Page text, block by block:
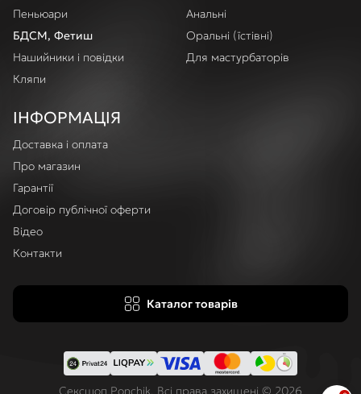
Пеньюари
БДСМ, Фетиш
Нашийники і повідки
Кляпи
Анальні
Оральні (їстівні)
Для мастурбаторів
ІНФОРМАЦІЯ
Доставка і оплата
Про магазин
Гарантії
Договір публічної оферти
Відео
Контакти
Каталог товарів
Сексшоп Ponchik. Всі права захищені © 2026